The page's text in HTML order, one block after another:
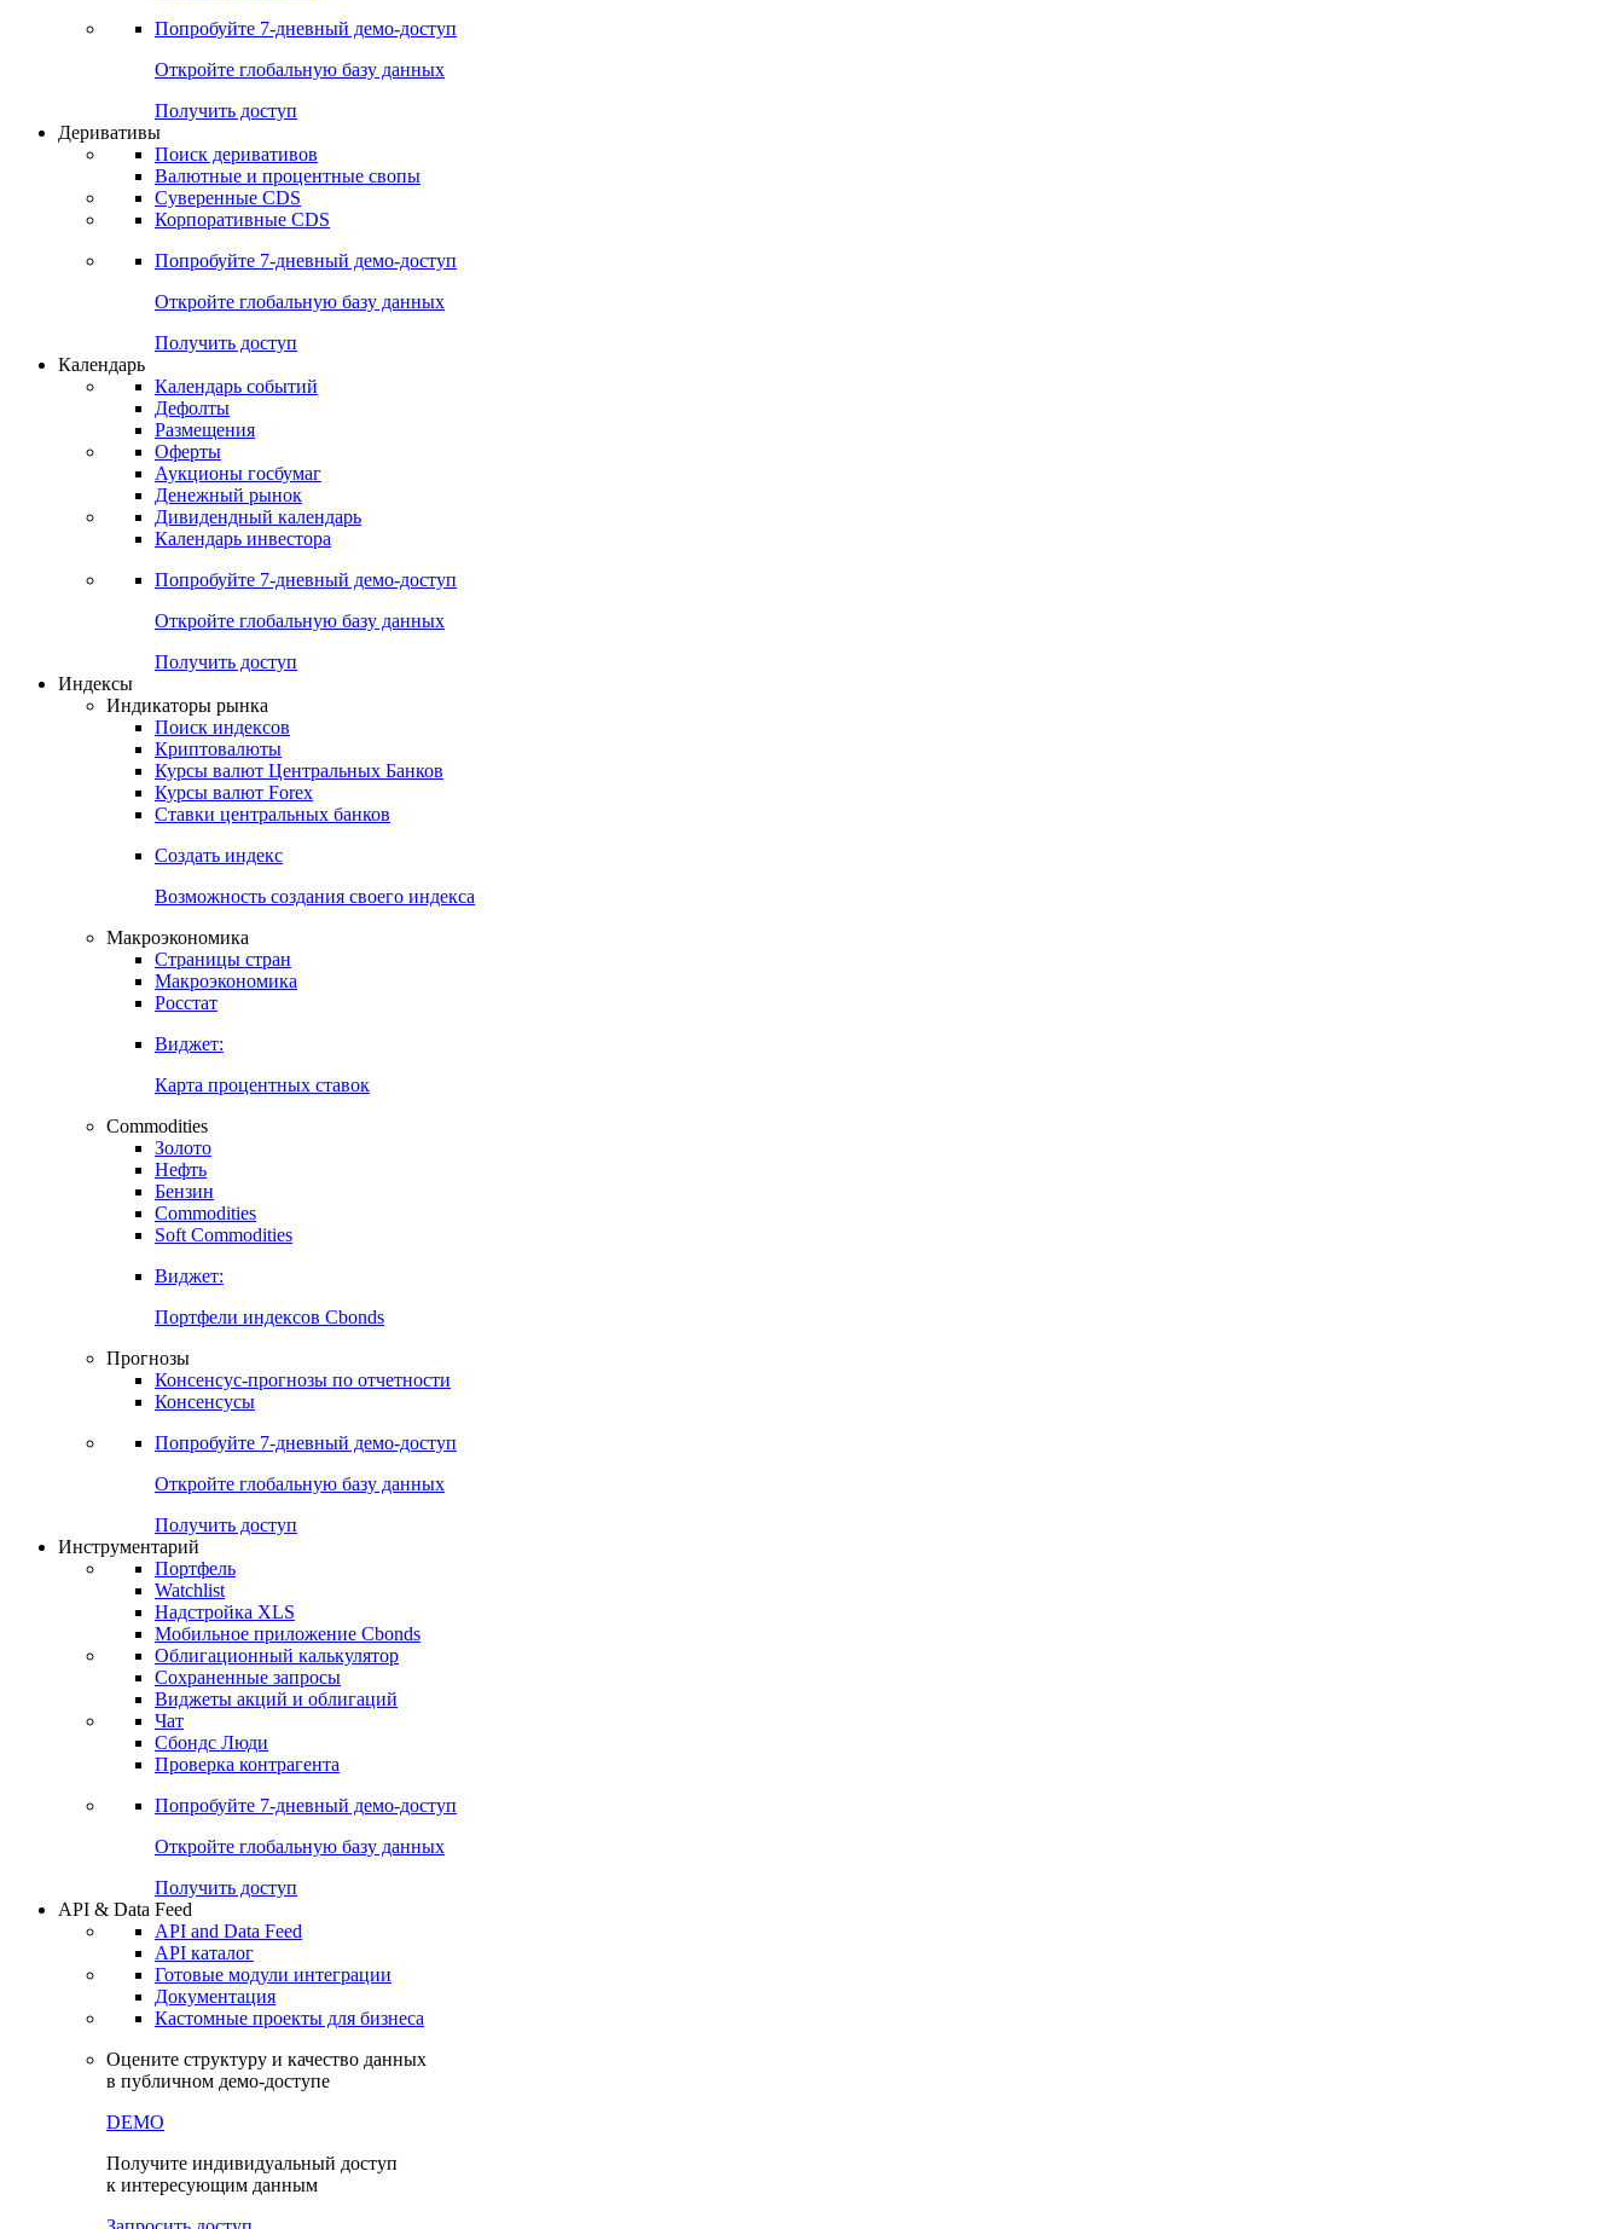
Попробуйте 7-дневный демо-доступ
Откройте глобальную базу данных
Получить доступ
Деривативы
Поиск деривативов
Валютные и процентные свопы
Суверенные CDS
Корпоративные CDS
Попробуйте 7-дневный демо-доступ
Откройте глобальную базу данных
Получить доступ
Календарь
Календарь событий
Дефолты
Размещения
Оферты
Аукционы госбумаг
Денежный рынок
Дивидендный календарь
Календарь инвестора
Попробуйте 7-дневный демо-доступ
Откройте глобальную базу данных
Получить доступ
Индексы
Индикаторы рынка
Поиск индексов
Криптовалюты
Курсы валют Центральных Банков
Курсы валют Forex
Ставки центральных банков
Создать индекс
Возможность создания своего индекса
Макроэкономика
Страницы стран
Макроэкономика
Росстат
Виджет:
Карта процентных ставок
Commodities
Золото
Нефть
Бензин
Commodities
Soft Commodities
Виджет:
Портфели индексов Cbonds
Прогнозы
Консенсус-прогнозы по отчетности
Консенсусы
Попробуйте 7-дневный демо-доступ
Откройте глобальную базу данных
Получить доступ
Инструментарий
Портфель
Watchlist
Надстройка XLS
Мобильное приложение Cbonds
Облигационный калькулятор
Сохраненные запросы
Виджеты акций и облигаций
Чат
Сбондс Люди
Проверка контрагента
Попробуйте 7-дневный демо-доступ
Откройте глобальную базу данных
Получить доступ
API & Data Feed
API and Data Feed
API каталог
Готовые модули интеграции
Документация
Кастомные проекты для бизнеса
Оцените структуру и качество данных
в публичном демо-доступе
DEMO
Получите индивидуальный доступ
к интересующим данным